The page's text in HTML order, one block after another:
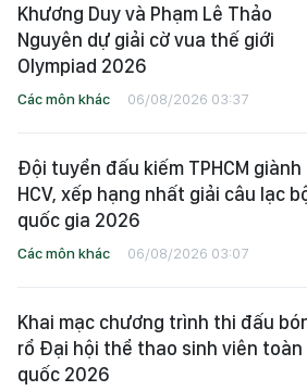
Khương Duy và Phạm Lê Thảo
Nguyên dự giải cờ vua thế giới
Olympiad 2026
Các môn khác 06/08/2026 03:37
Đội tuyển đấu kiếm TPHCM giành
HCV, xếp hạng nhất giải câu lạc
quốc gia 2026
Các môn khác 06/08/2026 03:07
Khai mạc chương trình thi đấu
rổ Đại hội thể thao sinh viên toàn
quốc 2026